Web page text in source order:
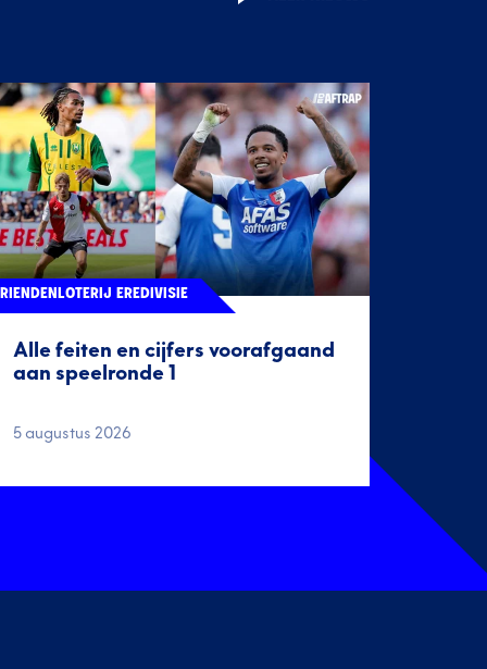
Alle feiten en cijfers voorafgaand
aan speelronde 1
EREDIVISIE
5 augustus 2026